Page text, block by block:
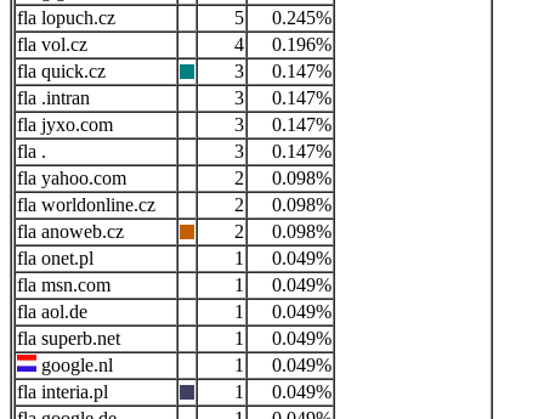
lopuch.cz
5
0.245%
vol.cz
4
0.196%
quick.cz
3
0.147%
.intran
3
0.147%
jyxo.com
3
0.147%
.
3
0.147%
yahoo.com
2
0.098%
worldonline.cz
2
0.098%
anoweb.cz
2
0.098%
onet.pl
1
0.049%
msn.com
1
0.049%
aol.de
1
0.049%
superb.net
1
0.049%
google.nl
1
0.049%
interia.pl
1
0.049%